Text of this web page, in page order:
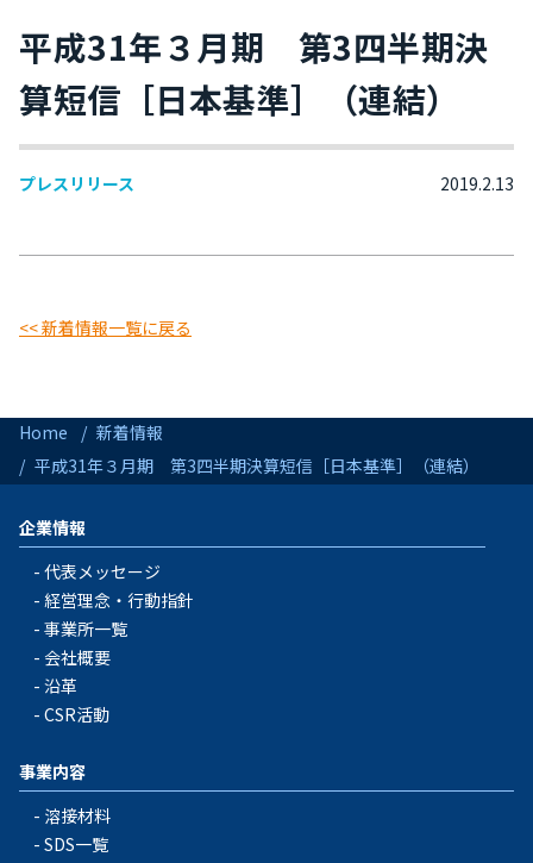
平成31年３月期 第3四半期決
算短信［日本基準］（連結）
プレスリリース 2019.2.13
<< 新着情報一覧に戻る
Home
新着情報
平成31年３月期 第3四半期決算短信［日本基準］（連結）
企業情報
代表メッセージ
経営理念・行動指針
事業所一覧
会社概要
沿革
CSR活動
事業内容
溶接材料
SDS一覧